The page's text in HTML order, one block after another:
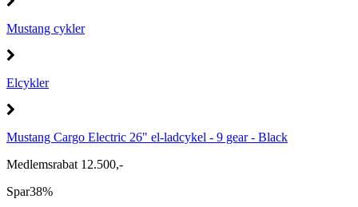
Mustang cykler
Elcykler
Mustang Cargo Electric 26" el-ladcykel - 9 gear - Black
Medlemsrabat 12.500,-
Spar38%